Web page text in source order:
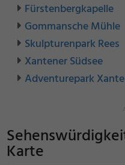
Fürstenbergkapelle
Gommansche Mühle
Skulpturenpark Rees
Xantener Südsee
Adventurepark
Karte